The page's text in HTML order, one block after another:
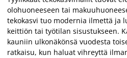
olohuoneeseen tai
tekokasvi tuo modernia ilmettä ja
keittiön tai työtilan sisustukseen.
kauniin ulkonäkönsä vuodesta
ratkaisu, kun haluat vihreyttä